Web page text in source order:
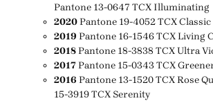
Pantone 13-0647 TCX Illuminating
2020Pantone 19-4052 TCX
2019 Pantone 16-1546 TCX Living
2018Pantone 18-3838 TCX Ultra
2017Pantone 15-0343 TCX
2016 Pantone 13-1520 TCX Rose
15-3919 TCX Serenity